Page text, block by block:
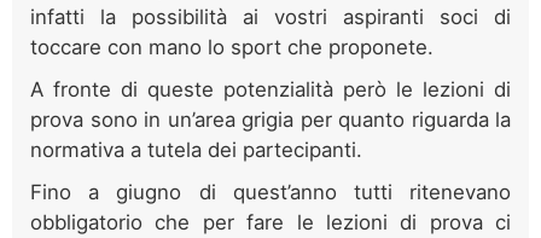
infatti la possibilità ai vostri aspiranti soci di
toccare con mano lo sport che proponete.
A fronte di queste potenzialità però le lezioni di
prova sono in un’area grigia per quanto riguarda la
normativa a tutela dei partecipanti.
Fino a giugno di quest’anno tutti ritenevano
obbligatorio che per fare le lezioni di prova ci